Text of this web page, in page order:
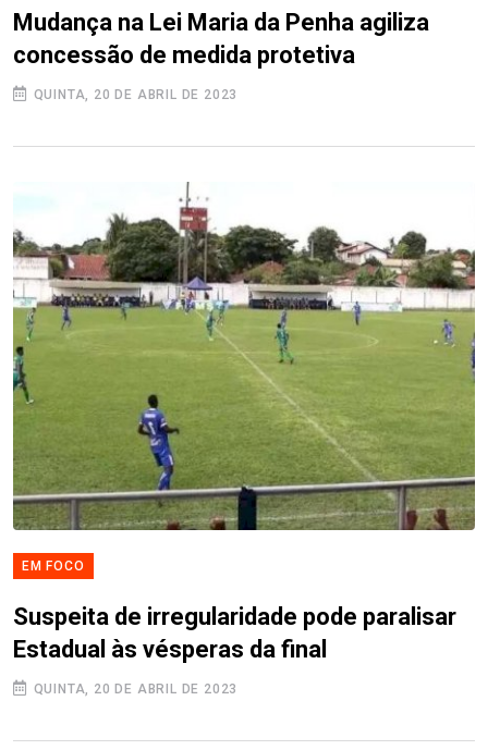
Mudança na Lei Maria da Penha agiliza
concessão de medida protetiva
QUINTA, 20 DE ABRIL DE 2023
EM FOCO
Suspeita de irregularidade pode paralisar
Estadual às vésperas da final
QUINTA, 20 DE ABRIL DE 2023